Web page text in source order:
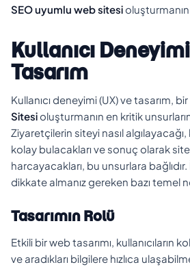
SEO uyumlu web sitesioluşturmanın
Kullanıcı
Tasarım
Kullanıcı deneyimi (UX) ve tasarım, bir
Sitesioluşturmanın en kritik
Ziyaretçilerin siteyi nasıl algılayacağı,
kolay bulacakları ve sonuç olarak
harcayacakları, bu unsurlara
dikkate almanız gereken bazı temel
Tasarımın Rolü
Etkili bir web tasarımı, kullanıcıların
ve aradıkları bilgilere hızlıca